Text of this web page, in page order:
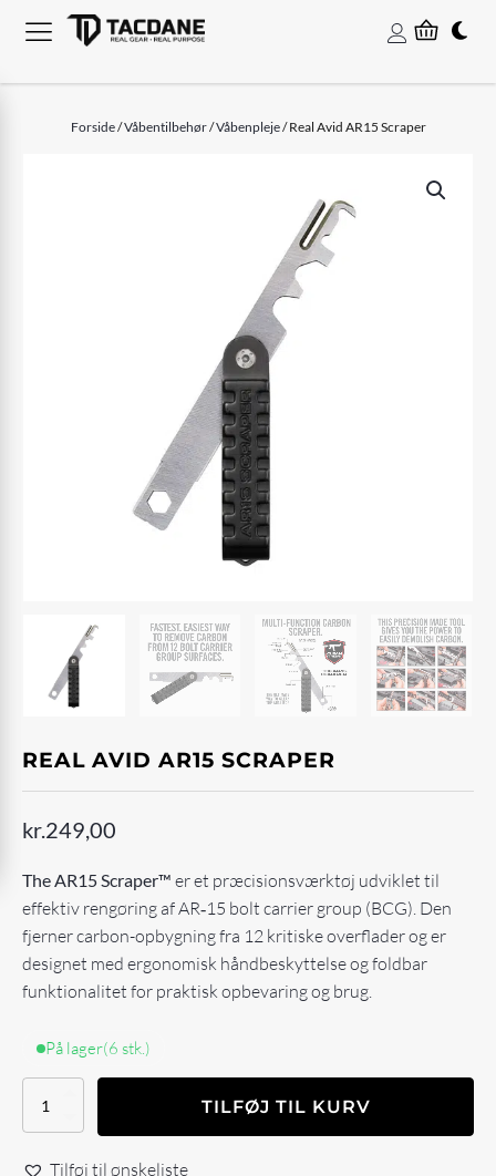
Forside/Våbentilbehør/Våbenpleje/ Real Avid AR15 Scraper
REAL AVID AR15 SCRAPER
kr.249,00
The AR15 Scraper™ er et præcisionsværktøj udviklet til
effektiv rengøring af AR‑15 bolt carrier group (BCG). Den
fjerner carbon-opbygning fra 12 kritiske overflader og er
designet med ergonomisk håndbeskyttelse og foldbar
funktionalitet for praktisk opbevaring og brug.
På lager(6 stk.)
Real
Scraper
TILFØJ TIL KURV
Tilføj til ønskeliste